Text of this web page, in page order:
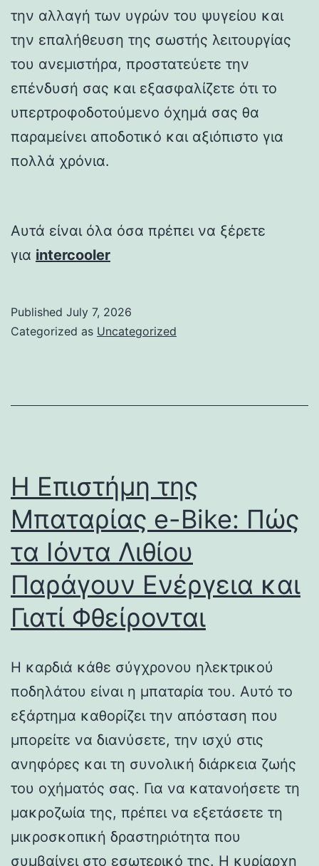
την αλλαγή των υγρών του ψυγείου και
την επαλήθευση της σωστής λειτουργίας
του ανεμιστήρα, προστατεύετε την
επένδυσή σας και εξασφαλίζετε ότι το
υπερτροφοδοτούμενο όχημά σας θα
παραμείνει αποδοτικό και αξιόπιστο για
πολλά χρόνια.
Αυτά είναι όλα όσα πρέπει να ξέρετε
για intercooler
Published July 7, 2026
Categorized as Uncategorized
Η Επιστήμη της
Μπαταρίας e-Bike: Πώς
τα Ιόντα Λιθίου
Παράγουν Ενέργεια και
Γιατί Φθείρονται
Η καρδιά κάθε σύγχρονου ηλεκτρικού
ποδηλάτου είναι η μπαταρία του. Αυτό το
εξάρτημα καθορίζει την απόσταση που
μπορείτε να διανύσετε, την ισχύ στις
ανηφόρες και τη συνολική διάρκεια ζωής
του οχήματός σας. Για να κατανοήσετε τη
μακροζωία της, πρέπει να εξετάσετε τη
μικροσκοπική δραστηριότητα που
συμβαίνει στο εσωτερικό της. Η κυρίαρχη